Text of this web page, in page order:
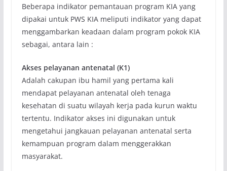
Beberapa indikator pemantauan program KIA yang
dipakai untuk PWS KIA meliputi indikator yang dapat
menggambarkan keadaan dalam program pokok KIA
sebagai, antara lain :
Akses pelayanan antenatal (K1)
Adalah cakupan ibu hamil yang pertama kali
mendapat pelayanan antenatal oleh tenaga
kesehatan di suatu wilayah kerja pada kurun waktu
tertentu. Indikator akses ini digunakan untuk
mengetahui jangkauan pelayanan antenatal serta
kemampuan program dalam menggerakkan
masyarakat.